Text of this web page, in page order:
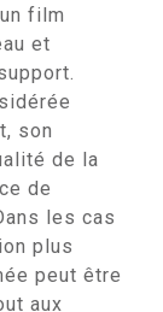
film
et
son
de la
de
les cas
plus
peut être
aux